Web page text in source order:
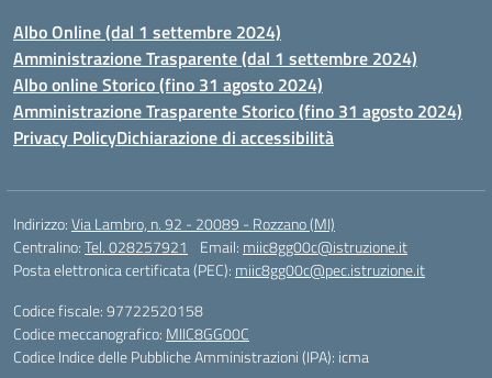
Albo Online (dal 1 settembre 2024)
Amministrazione Trasparente (dal 1 settembre 2024)
Albo online Storico (fino 31 agosto 2024)
Amministrazione Trasparente Storico (fino 31 agosto 2024)
Privacy PolicyDichiarazione di accessibilità
Indirizzo:Via Lambro, n. 92 - 20089 - Rozzano (MI)
Centralino:Tel. 028257921 Email: miic8gg00c@istruzione.it
Posta elettronica certificata (PEC): miic8gg00c@pec.istruzione.it
Codice fiscale: 97722520158
Codice meccanografico: MIIC8GG00C
Codice Indice delle Pubbliche Amministrazioni (IPA): icma